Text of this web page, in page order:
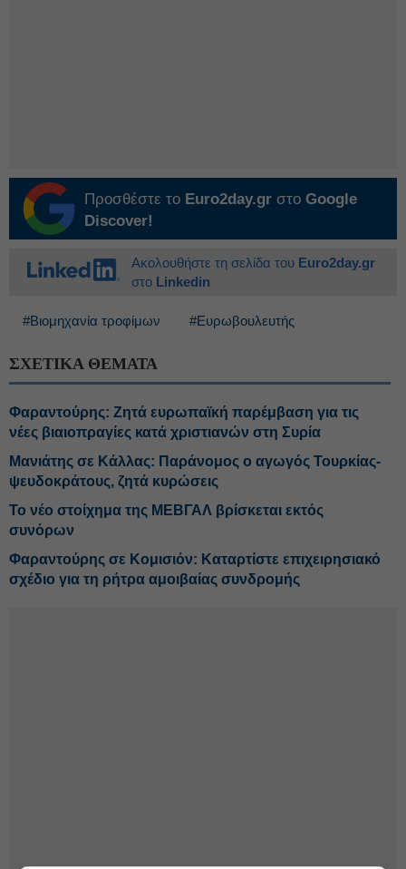
Προσθέστε το Euro2day.gr στο Google
Discover!
Ακολουθήστε τη σελίδα του Euro2day.gr
στο Linkedin
#Βιομηχανία τροφίμων #Ευρωβουλευτής
ΣΧΕΤΙΚΑ ΘΕΜΑΤΑ
Φαραντούρης: Ζητά ευρωπαϊκή παρέμβαση για τις
νέες βιαιοπραγίες κατά χριστιανών στη Συρία
Μανιάτης σε Κάλλας: Παράνομος ο αγωγός Τουρκίας-
ψευδοκράτους, ζητά κυρώσεις
Το νέο στοίχημα της ΜΕΒΓΑΛ βρίσκεται εκτός
συνόρων
Φαραντούρης σε Κομισιόν: Καταρτίστε επιχειρησιακό
σχέδιο για τη ρήτρα αμοιβαίας συνδρομής